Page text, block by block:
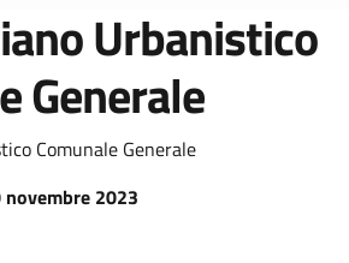
Urbanistico
Generale
Comunale Generale
novembre 2023